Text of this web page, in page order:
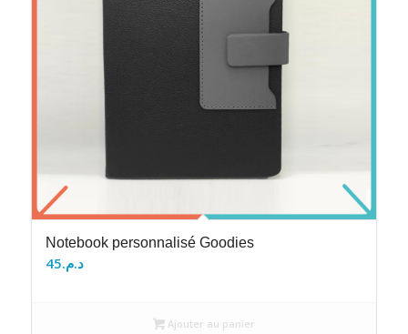
Notebook personnalisé Goodies
د.م.45
Ajouter au panier